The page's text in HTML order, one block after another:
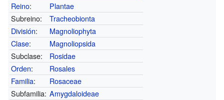
Reino:
Plantae
Subreino:
Tracheobionta
División:
Magnoliophyta
Clase:
Magnoliopsida
Subclase:
Rosidae
Orden:
Rosales
Familia:
Rosaceae
Subfamilia: Amygdaloideae